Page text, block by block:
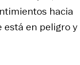
hacia
está en peligro y